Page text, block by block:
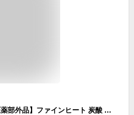
【Amazon.co.jp限定】 きき湯 【医薬部外品】ファインヒート 炭酸 大容量 4種の香り アソート 個包装 入浴剤 セット 50g×24包